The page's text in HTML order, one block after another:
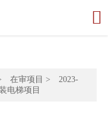

在审项目 >
2023-
电梯项目